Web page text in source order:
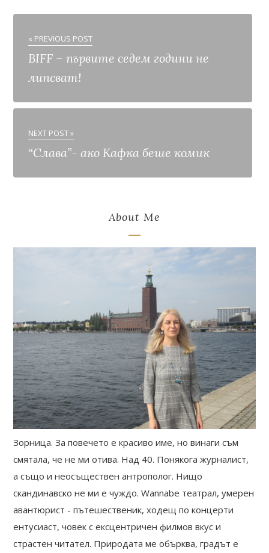
« PREVIOUS POST
BIFF – първите седем години не
липсват!
NEXT POST »
“Слава”- ако Кафка беше комик
About Me
Зорница. За повечето е красиво име, но винаги съм
смятала, че не ми отива. Над 40. Понякога журналист,
а също и неосъществен антрополог. Нищо
скандинавско не ми е чуждо. Wannabe театрал, умерен
авантюрист - пътешественик, ходещ по концерти
ентусиаст, човек с ексцентричен филмов вкус и
страстен читател. Природата ме обърква, градът е